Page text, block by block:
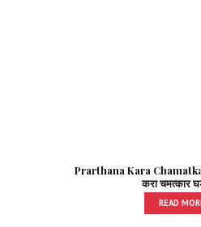
Prarthana Kara
करा चमत्कार
READ